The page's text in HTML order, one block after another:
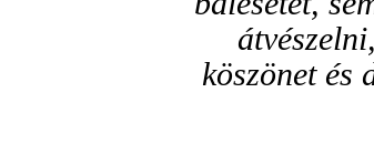
köszönet és